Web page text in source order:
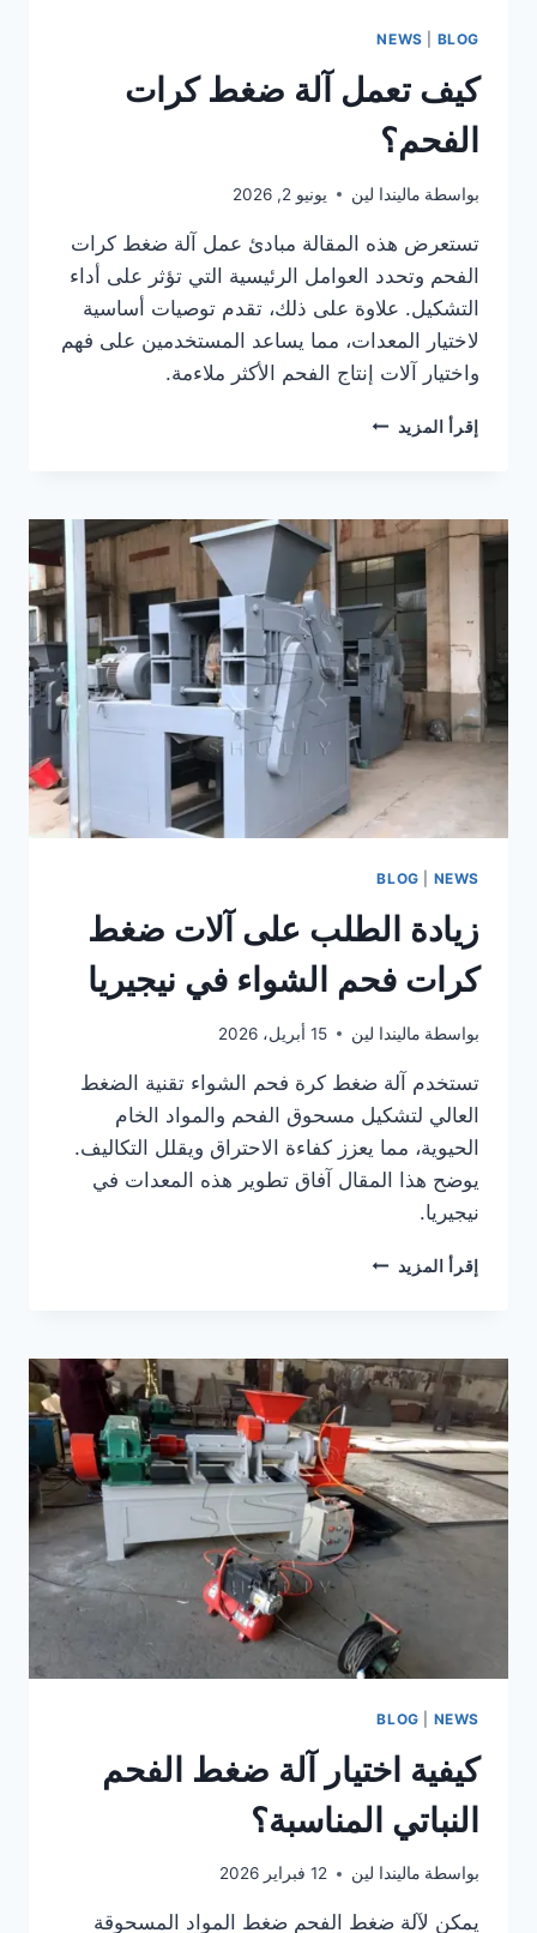
NEWS BLOG
كيف تعمل آلة ضغط كرات
الفحم؟
بواسطة ماليندا لين يونيو 2, 2026
تستعرض هذه المقالة مبادئ عمل آلة ضغط كرات
الفحم وتحدد العوامل الرئيسية التي تؤثر على أداء
التشكيل. علاوة على ذلك، تقدم توصيات أساسية
لاختيار المعدات، مما يساعد المستخدمين على فهم
واختيار آلات إنتاج الفحم الأكثر ملاءمة.
إقرأ المزيد كيف
كرات
الفحم؟
BLOG NEWS
زيادة الطلب على آلات ضغط
كرات فحم الشواء في نيجيريا
بواسطة ماليندا لين 15 أبريل، 2026
تستخدم آلة ضغط كرة فحم الشواء تقنية الضغط
العالي لتشكيل مسحوق الفحم والمواد الخام
الحيوية، مما يعزز كفاءة الاحتراق ويقلل التكاليف.
يوضح هذا المقال آفاق تطوير هذه المعدات في
نيجيريا.
إقرأ المزيد زيادة
ضغط
كرات
فحم
الشواء
في
نيجيريا
BLOG NEWS
كيفية اختيار آلة ضغط الفحم
النباتي المناسبة؟
بواسطة ماليندا لين 12 فبراير 2026
يمكن لآلة ضغط الفحم ضغط المواد المسحوقة